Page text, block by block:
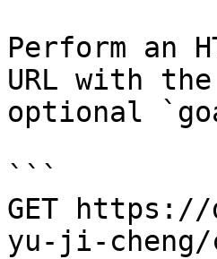
Perform an
URL with
optional
```
GET
yu-ji-cheng/